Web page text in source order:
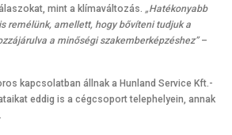
mint a klímaváltozás. „Hatékonyabb
remélünk, amellett, hogy bővíteni tudjuk a
a minőségi szakemberképzéshez”–
kapcsolatban állnak a Hunland Service Kft.-
eddig is a cégcsoport telephelyein, annak